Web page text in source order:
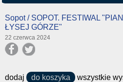
Sopot / SOPOT. FESTIWAL
ŁYSEJ GÓRZE"
22 czerwca 2024
dodaj do koszyka
wszystkie